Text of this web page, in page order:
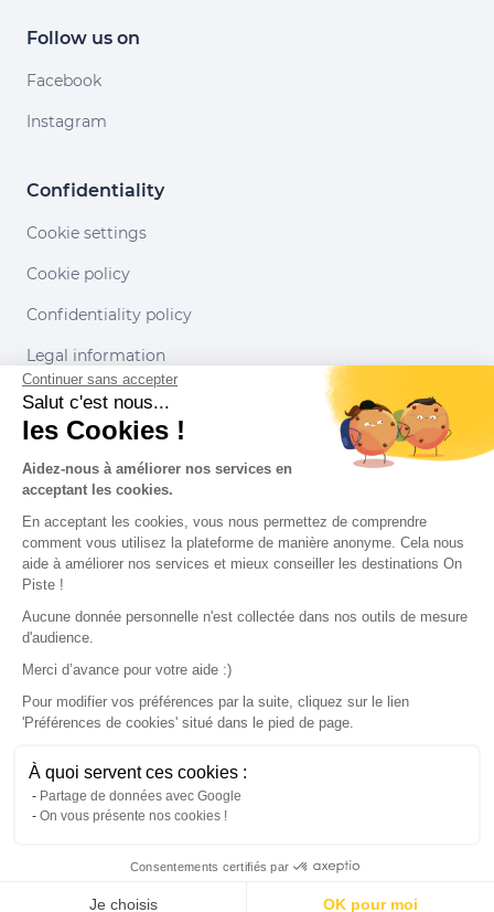
Continue with the app
Follow us on
Facebook
Instagram
Confidentiality
Cookie settings
Cookie policy
Confidentiality policy
Legal information
Conditions of use
Our partners
v. 1.45.0
Continuer sans accepter
Salut c'est nous...
les Cookies !
Aidez-nous à améliorer nos services en
acceptant les cookies.
En acceptant les cookies, vous nous permettez de comprendre
comment vous utilisez la plateforme de manière anonyme. Cela nous
aide à améliorer nos services et mieux conseiller les destinations On
Piste !
Aucune donnée personnelle n'est collectée dans nos outils de mesure
d'audience.
Merci d’avance pour votre aide :)
Pour modifier vos préférences par la suite, cliquez sur le lien
'Préférences de cookies' situé dans le pied de page.
À quoi servent ces cookies :
Partage de données avec Google
On vous présente nos cookies !
Consentements certifiés par
Je choisis OK pour moi